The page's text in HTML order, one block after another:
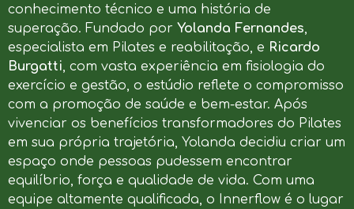
conhecimento técnico e uma história de
superação. Fundado por Yolanda Fernandes,
especialista em Pilates e reabilitação, e Ricardo
Burgatti, com vasta experiência em fisiologia do
exercício e gestão, o estúdio reflete o compromisso
com a promoção de saúde e bem-estar. Após
vivenciar os benefícios transformadores do Pilates
em sua própria trajetória, Yolanda decidiu criar um
espaço onde pessoas pudessem encontrar
equilíbrio, força e qualidade de vida. Com uma
equipe altamente qualificada, o Innerflow é o lugar